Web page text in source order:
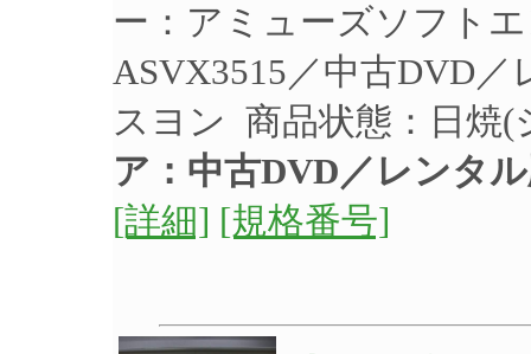
ー：アミューズソフト
ASVX3515／中古DVD
スヨン 商品状態：日焼(
ア：中古DVD／レンタ
[詳細] [規格番号]